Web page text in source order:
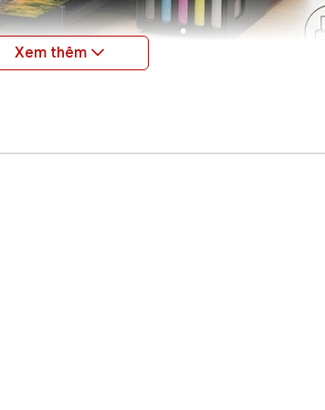
vùng chuyển màu (gradient) phức tạp như
hiệu suất làm việc cường độ cao cho các